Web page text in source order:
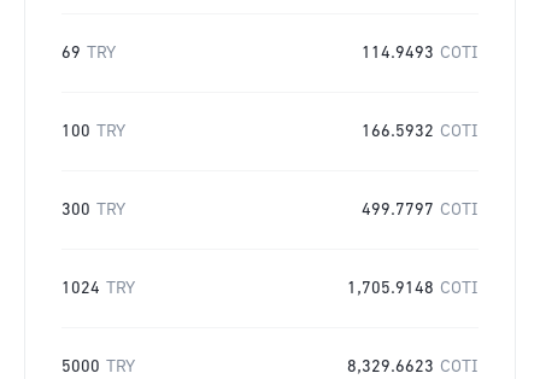
69 TRY 114.9493 COTI
100 TRY 166.5932 COTI
300 TRY 499.7797 COTI
1024 TRY 1,705.9148 COTI
5000 TRY 8,329.6623 COTI